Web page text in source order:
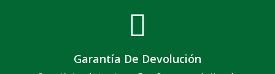
Garantía De Devolución